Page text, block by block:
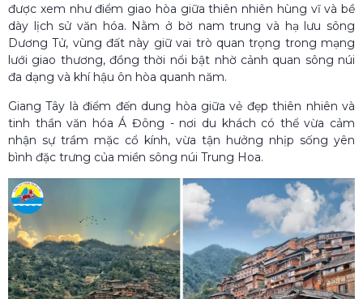
được xem như điểm giao hòa giữa thiên nhiên hùng vĩ và bề
dày lịch sử văn hóa. Nằm ở bờ nam trung và hạ lưu sông
Dương Tử, vùng đất này giữ vai trò quan trọng trong mạng
lưới giao thương, đồng thời nổi bật nhờ cảnh quan sông núi
đa dạng và khí hậu ôn hòa quanh năm.
Giang Tây là điểm đến dung hòa giữa vẻ đẹp thiên nhiên và
tinh thần văn hóa Á Đông - nơi du khách có thể vừa cảm
nhận sự trầm mặc cổ kính, vừa tận hưởng nhịp sống yên
bình đặc trưng của miền sông núi Trung Hoa.